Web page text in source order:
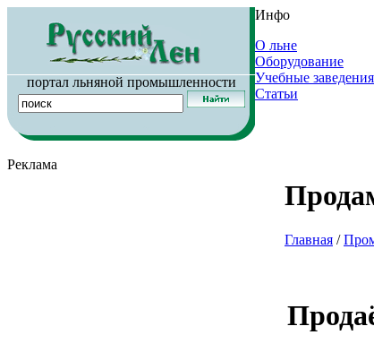
портал льняной промышленности
Инфо
О льне
Оборудование
Учебные заведения
Статьи
Реклама
Главная /